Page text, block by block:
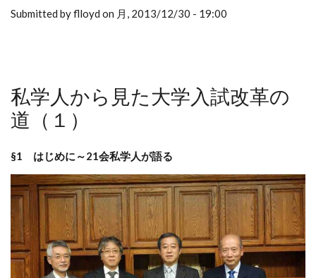
Submitted by flloyd on 月, 2013/12/30 - 19:00
私学人から見た大学入試改革の
道（１）
§1 はじめに～21会私学人が語る